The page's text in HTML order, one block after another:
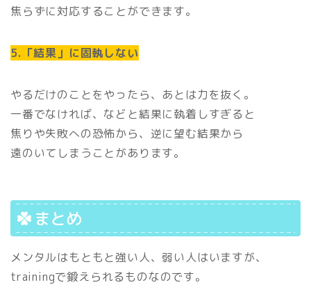
焦らずに対応することができます。
5.「結果」に固執しない
やるだけのことをやったら、あとは力を抜く。
一番でなければ、などと結果に執着しすぎると
焦りや失敗への恐怖から、逆に望む結果から
遠のいてしまうことがあります。
まとめ
メンタルはもともと強い人、弱い人はいますが、
trainingで鍛えられるものなのです。